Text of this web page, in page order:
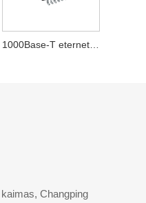
1000Base-T eterneto transformatorius
Changping